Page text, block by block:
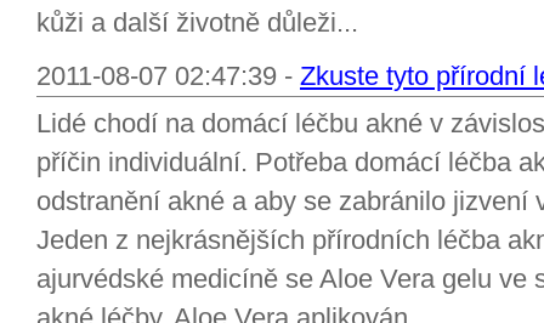
kůži a další životně důleži...
2011-08-07 02:47:39 - Zkuste tyto přírodní
Lidé chodí na domácí léčbu akné v
příčin individuální. Potřeba domácí léčba
odstranění akné a aby se zabránilo jizvení
Jeden z nejkrásnějších přírodních léčba
ajurvédské medicíně se Aloe Vera gelu ve